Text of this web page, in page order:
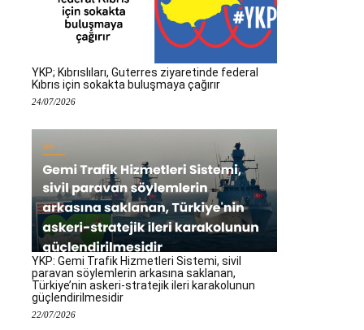
YKP; Kıbrıslıları, Guterres ziyaretinde federal
Kıbrıs için sokakta buluşmaya çağırır
24/07/2026
YKP: Gemi Trafik Hizmetleri Sistemi, sivil
paravan söylemlerin arkasına saklanan,
Türkiye’nin askeri-stratejik ileri karakolunun
güçlendirilmesidir
22/07/2026